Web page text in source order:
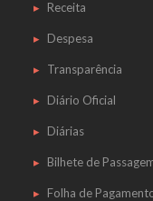
Receita
Despesa
Transparência
Diário Oficial
Diárias
Bilhete de
Folha de